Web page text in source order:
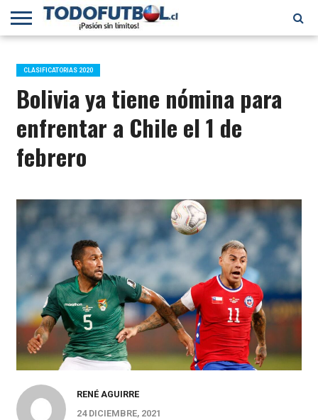
PRIMERA
B
SELECCIÓN
CHILENA
CHILENOS
EN EL
MUNDO
FÚTBOL
INTERNACIONAL
CLASIFICATORIAS 2020
Bolivia ya tiene nómina para
enfrentar a Chile el 1 de
febrero
RENÉ AGUIRRE
24 DICIEMBRE, 2021